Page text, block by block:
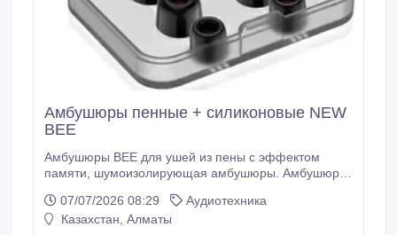
Амбушюры пенные + силиконовые NEW
BEE
Амбушюры BEE для ушей из пены с эффектом
памяти, шумоизолирующая амбушюры. Амбушюры
различные структуры слухового прохода и
соответствуя его форме. - Амбушюры BEE
07/07/2026 08:29
Аудиотехника
Казахстан, Алматы